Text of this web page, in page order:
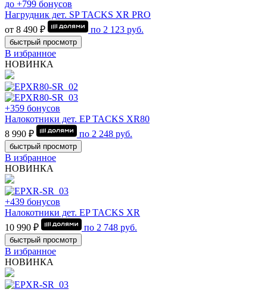
до +799 бонусов
Нагрудник дет. SP TACKS XR PRO
от 8 490 ₽
по 2 123 руб.
быстрый просмотр
В избранное
НОВИНКА
+359 бонусов
Налокотники дет. EP TACKS XR80
8 990 ₽
по 2 248 руб.
быстрый просмотр
В избранное
НОВИНКА
+439 бонусов
Налокотники дет. EP TACKS XR
10 990 ₽
по 2 748 руб.
быстрый просмотр
В избранное
НОВИНКА